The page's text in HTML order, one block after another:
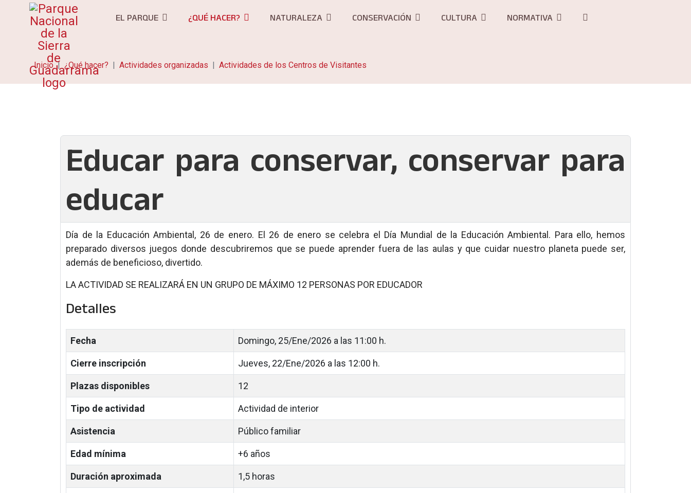
EL PARQUE ¿QUÉ HACER? NATURALEZA CONSERVACIÓN CULTURA NORMATIVA
Inicio ¿Qué hacer? Actividades organizadas Actividades de los Centros de Visitantes
Educar para conservar, conservar para
educar
Día de la Educación Ambiental, 26 de enero. El 26 de enero se celebra el Día Mundial de la Educación Ambiental. Para ello, hemos
preparado diversos juegos donde descubriremos que se puede aprender fuera de las aulas y que cuidar nuestro planeta puede ser,
además de beneficioso, divertido.
LA ACTIVIDAD SE REALIZARÁ EN UN GRUPO DE MÁXIMO 12 PERSONAS POR EDUCADOR
Detalles
Fecha Domingo, 25/Ene/2026 a las 11:00 h.
Cierre inscripción Jueves, 22/Ene/2026 a las 12:00 h.
Plazas disponibles 12
Tipo de actividad Actividad de interior
Asistencia Público familiar
Edad mínima +6 años
Duración aproximada 1,5 horas